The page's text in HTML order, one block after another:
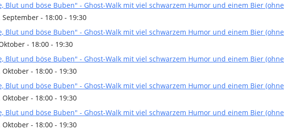
Blut und böse Buben" - Ghost-Walk mit viel schwarzem Humor und einem Bier (ohne
September - 18:00 - 19:30
Blut und böse Buben" - Ghost-Walk mit viel schwarzem Humor und einem Bier (ohne
- 18:00 - 19:30
Blut und böse Buben" - Ghost-Walk mit viel schwarzem Humor und einem Bier (ohne
Oktober - 18:00 - 19:30
Blut und böse Buben" - Ghost-Walk mit viel schwarzem Humor und einem Bier (ohne
Oktober - 18:00 - 19:30
Blut und böse Buben" - Ghost-Walk mit viel schwarzem Humor und einem Bier (ohne
Oktober - 18:00 - 19:30